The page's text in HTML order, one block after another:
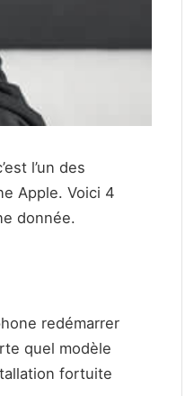
l’un des
Apple. Voici 4
donnée.
redémarrer
quel modèle
fortuite